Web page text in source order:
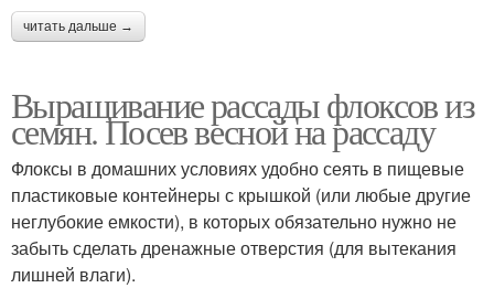
читать дальше →
Выращивание рассады флоксов из
семян. Посев весной на рассаду
Флоксы в домашних условиях удобно сеять в пищевые
пластиковые контейнеры с крышкой (или любые другие
неглубокие емкости), в которых обязательно нужно не
забыть сделать дренажные отверстия (для вытекания
лишней влаги).